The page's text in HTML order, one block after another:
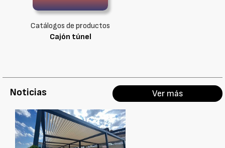
Catálogos de productos
Cajón túnel
Noticias Ver más